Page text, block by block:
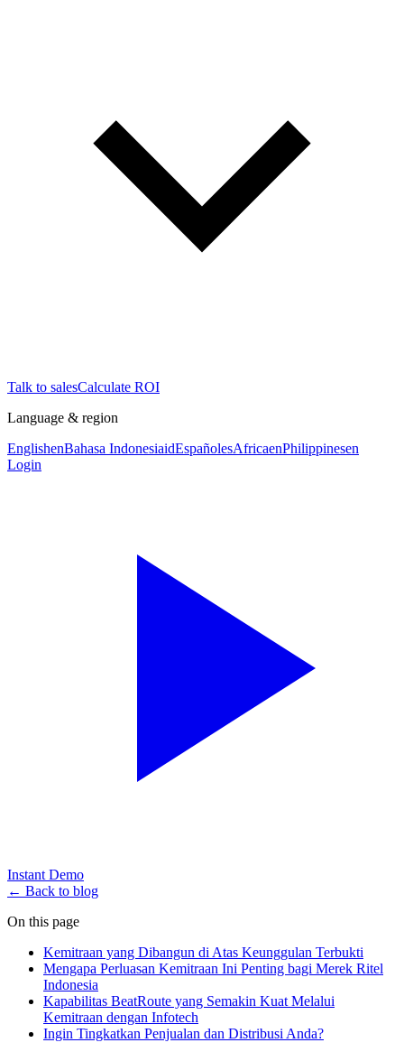
Talk to salesCalculate ROI
Language & region
EnglishenBahasa IndonesiaidEspañolesAfricaenPhilippinesen
Login
Instant Demo
← Back to blog
On this page
Kemitraan yang Dibangun di Atas Keunggulan Terbukti
Mengapa Perluasan Kemitraan Ini Penting bagi Merek Ritel
Indonesia
Kapabilitas BeatRoute yang Semakin Kuat Melalui
Kemitraan dengan Infotech
Ingin Tingkatkan Penjualan dan Distribusi Anda?